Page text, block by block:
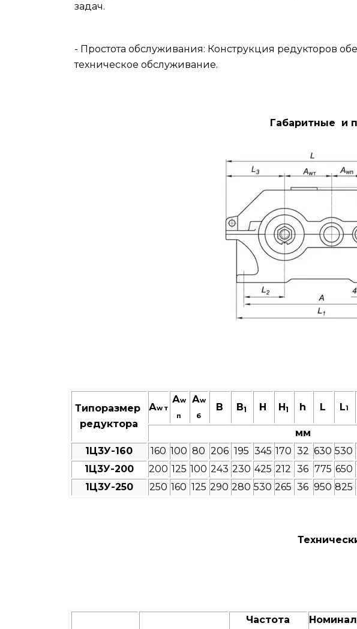
задач.
- Простота обслуживания: Конструкция редукторов
техническое обслуживание.
Габаритные и
Типоразмер
редуктора
Аw т
Аw
п
Аw
б
В B1 Н H1 h L L1
мм
1Ц3У-160
160 100 80 206 195 345 170 32 630 530
1Ц3У-200
200 125 100 243 230 425 212 36 775 650
1Ц3У-250
250 160 125 290 280 530 265 36 950 825
Частота